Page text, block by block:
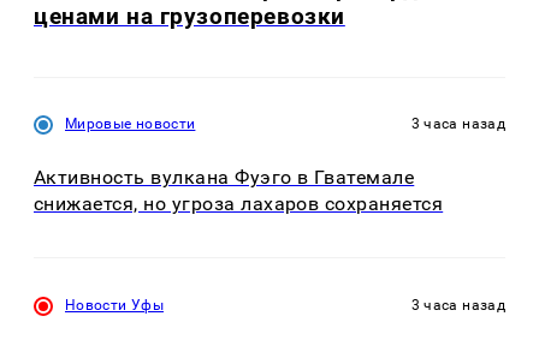
ценами на грузоперевозки
Мировые новости 3 часа назад
Активность вулкана Фуэго в Гватемале
снижается, но угроза лахаров сохраняется
Новости Уфы 3 часа назад